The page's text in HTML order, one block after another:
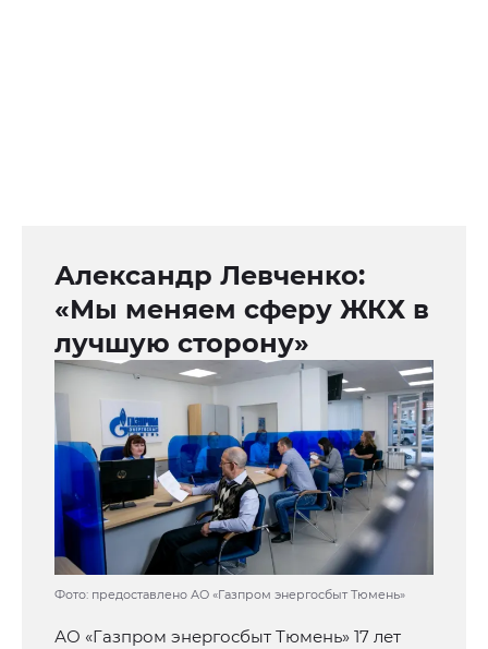
Александр Левченко:
«Мы меняем сферу ЖКХ в
лучшую сторону»
Фото: предоставлено АО «Газпром энергосбыт Тюмень»
АО «Газпром энергосбыт Тюмень» 17 лет